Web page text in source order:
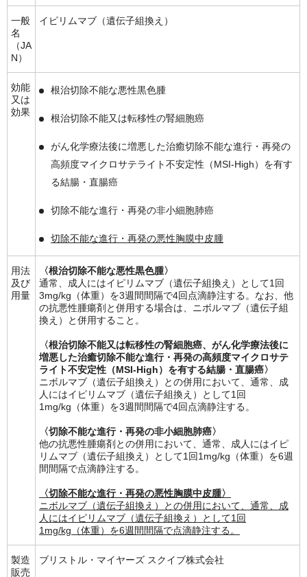
一般
名
（JA
N）
イピリムマブ（遺伝子組換え）
効能
又は
効果
根治切除不能な悪性黒色腫
根治切除不能又は転移性の腎細胞癌
がん化学療法後に増悪した治癒切除不能な進行・再発の
高頻度マイクロサテライト不安定性（MSI-High）を有す
る結腸・直腸癌
切除不能な進行・再発の非小細胞肺癌
切除不能な進行・再発の悪性胸膜中皮腫
用法
及び
用量
〈根治切除不能な悪性黒色腫〉
通常、成人にはイピリムマブ（遺伝子組換え）として1回
3mg/kg（体重）を3週間間隔で4回点滴静注する。なお、他
の抗悪性腫瘍剤と併用する場合は、ニボルマブ（遺伝子組
換え）と併用すること。
〈根治切除不能又は転移性の腎細胞癌、がん化学療法後に
増悪した治癒切除不能な進行・再発の高頻度マイクロサテ
ライト不安定性（MSI-High）を有する結腸・直腸癌〉
ニボルマブ（遺伝子組換え）との併用において、通常、成
人にはイピリムマブ（遺伝子組換え）として1回
1mg/kg（体重）を3週間間隔で4回点滴静注する。
〈切除不能な進行・再発の非小細胞肺癌〉
他の抗悪性腫瘍剤との併用において、通常、成人にはイピ
リムマブ（遺伝子組換え）として1回1mg/kg（体重）を6週
間間隔で点滴静注する。
〈切除不能な進行・再発の悪性胸膜中皮腫〉
ニボルマブ（遺伝子組換え）との併用において、通常、成
人にはイピリムマブ（遺伝子組換え）として1回
1mg/kg（体重）を6週間間隔で点滴静注する。
製造
販売
ブリストル・マイヤーズ スクイブ株式会社